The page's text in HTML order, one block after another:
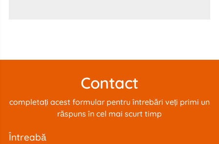
Contact
completați acest formular pentru întrebări veți primi un
răspuns în cel mai scurt timp
întreabă